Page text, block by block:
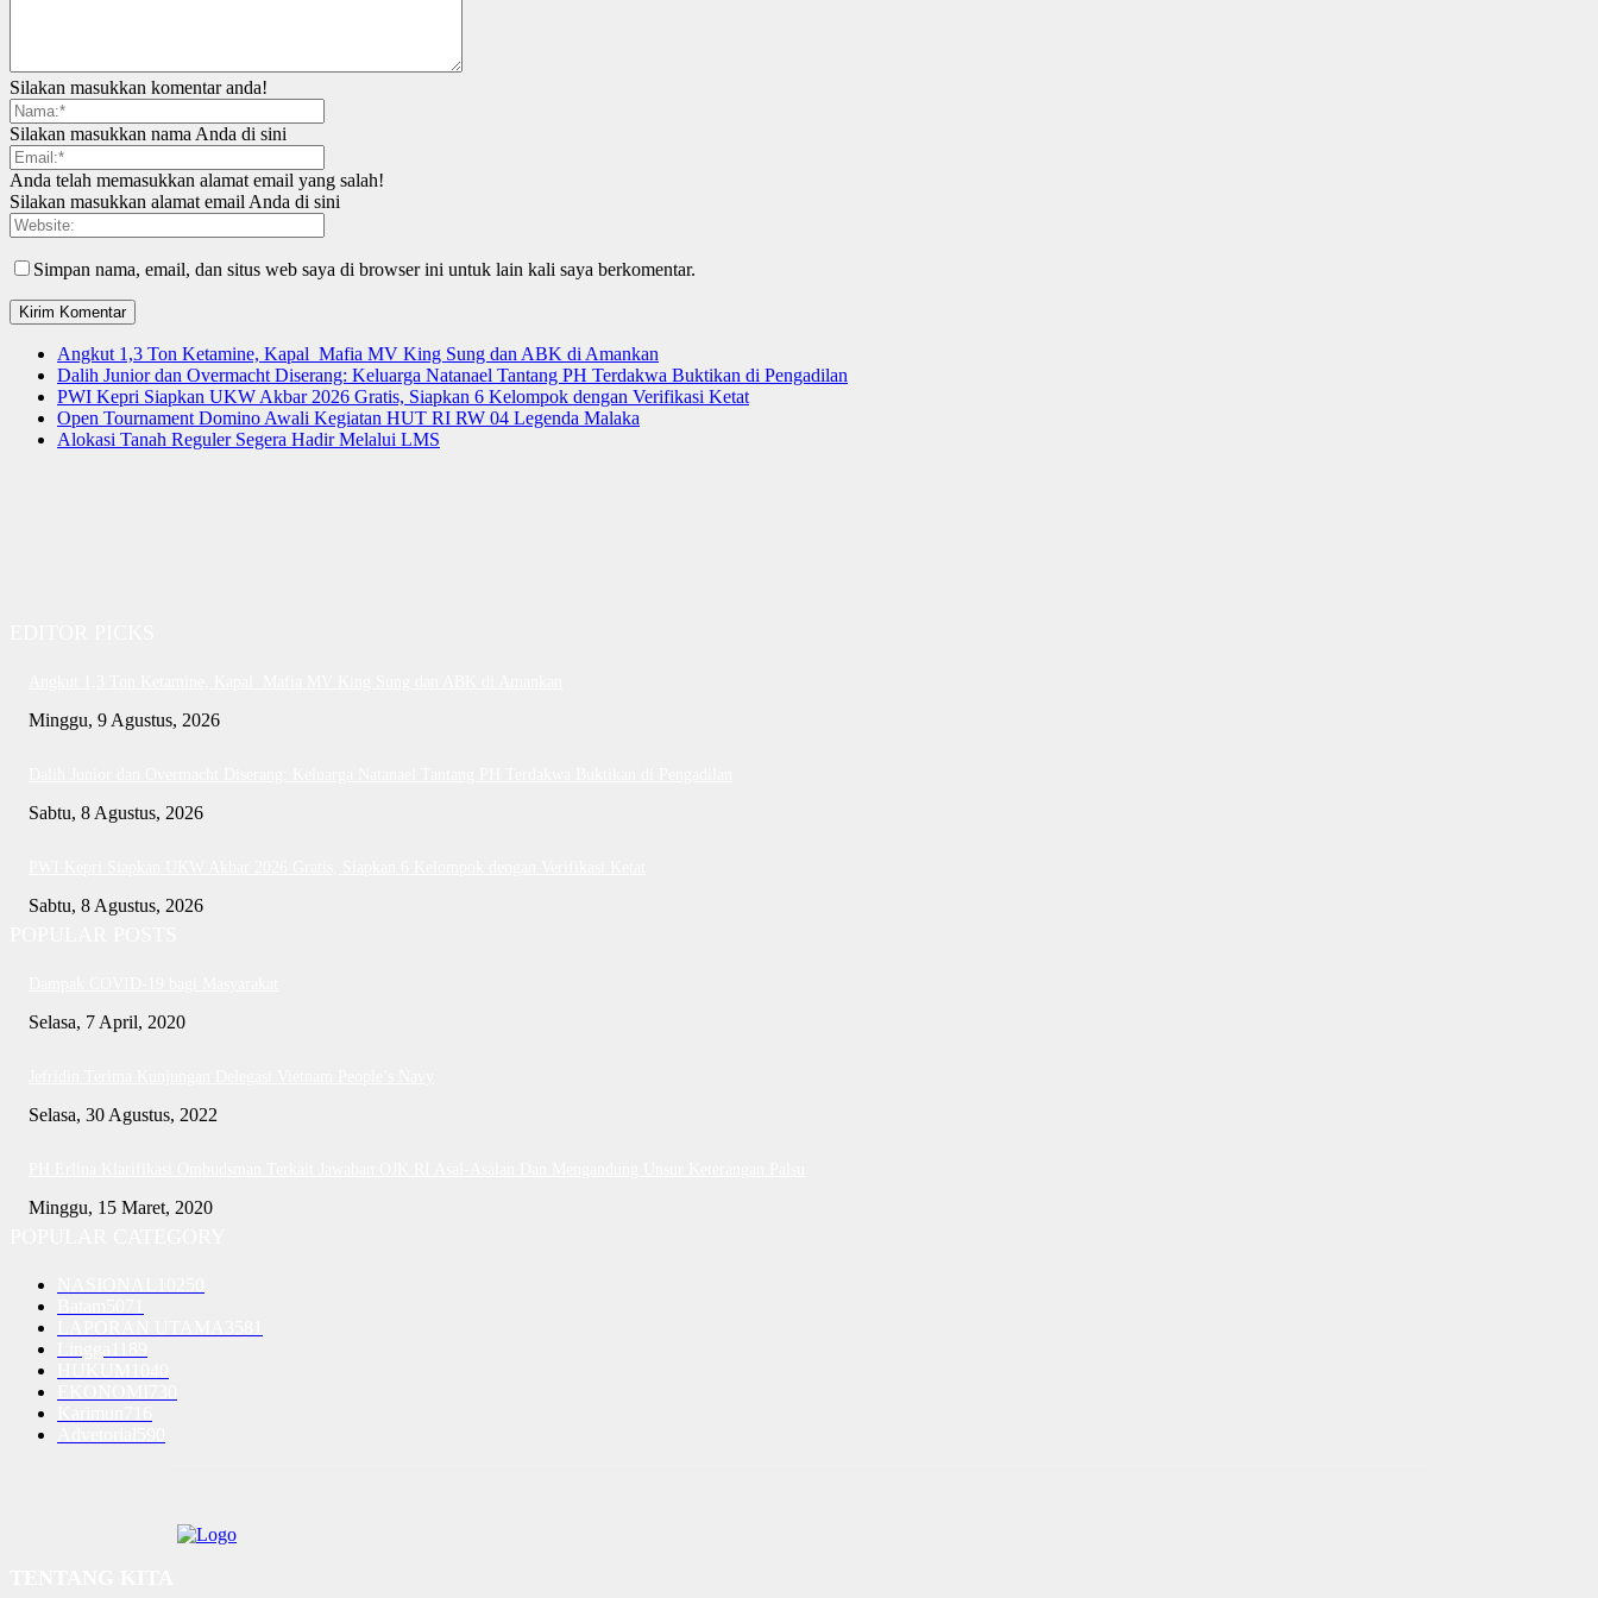
Silakan masukkan komentar anda!
Silakan masukkan nama Anda di sini
Anda telah memasukkan alamat email yang salah!
Silakan masukkan alamat email Anda di sini
Simpan nama, email, dan situs web saya di browser ini untuk lain kali saya berkomentar.
Angkut 1,3 Ton Ketamine, Kapal Mafia MV King Sung dan ABK di Amankan
Dalih Junior dan Overmacht Diserang: Keluarga Natanael Tantang PH Terdakwa Buktikan di Pengadilan
PWI Kepri Siapkan UKW Akbar 2026 Gratis, Siapkan 6 Kelompok dengan Verifikasi Ketat
Open Tournament Domino Awali Kegiatan HUT RI RW 04 Legenda Malaka
Alokasi Tanah Reguler Segera Hadir Melalui LMS
Minggu, 9 Agustus, 2026
Sabtu, 8 Agustus, 2026
Sabtu, 8 Agustus, 2026
Selasa, 7 April, 2020
Selasa, 30 Agustus, 2022
Minggu, 15 Maret, 2020